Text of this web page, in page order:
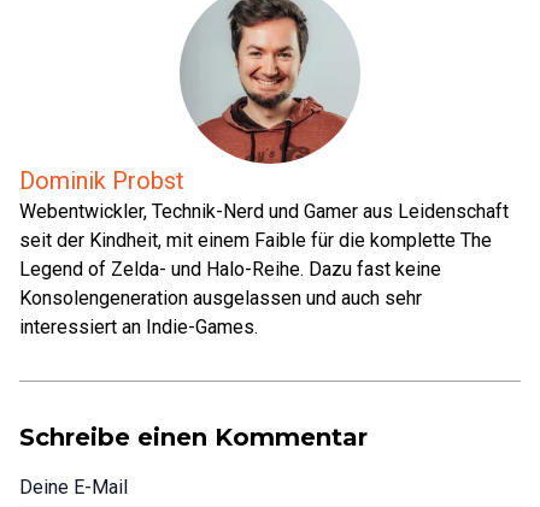
Dominik Probst
Webentwickler, Technik-Nerd und Gamer aus Leidenschaft
seit der Kindheit, mit einem Faible für die komplette The
Legend of Zelda- und Halo-Reihe. Dazu fast keine
Konsolengeneration ausgelassen und auch sehr
interessiert an Indie-Games.
Schreibe einen Kommentar
Deine E-Mail